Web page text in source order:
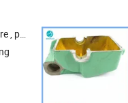
à cigarettes